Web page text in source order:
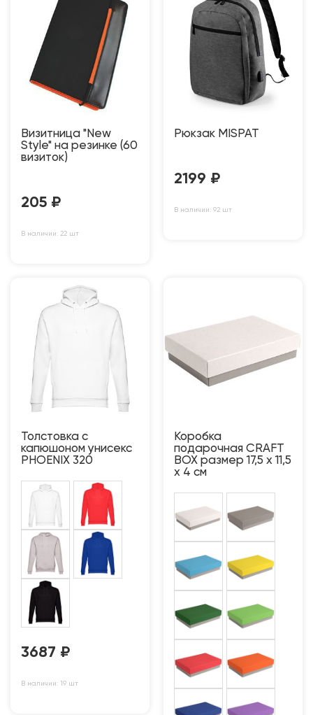
Визитница "New
Style" на резинке (60
визиток)
205 ₽
В наличии: 22 шт
Рюкзак MISPAT
2199 ₽
В наличии: 92 шт
Толстовка с
капюшоном унисекс
PHOENIX 320
3687 ₽
В наличии: 19 шт
Коробка
подарочная CRAFT
BOX размер 17,5 x 11,5
x 4 см